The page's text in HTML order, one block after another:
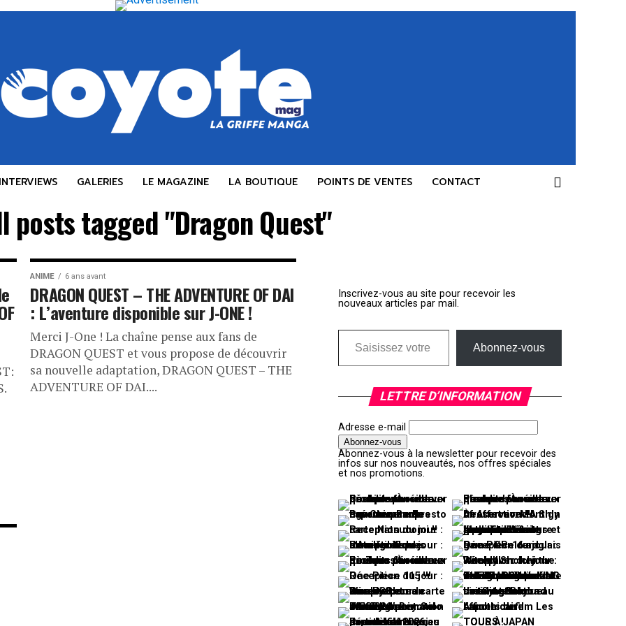
GALERIES LE MAGAZINE LA BOUTIQUE POINTS DE VENTES CONTACT
posts tagged "Dragon Quest"
ANIME 6 ans avant
DRAGON QUEST – THE ADVENTURE OF DAI
: L’aventure disponible sur J-ONE !
Merci J-One ! La chaîne pense aux fans de
DRAGON QUEST et vous propose de découvrir
sa nouvelle adaptation, DRAGON QUEST – THE
ADVENTURE OF DAI....
Inscrivez-vous au site pour recevoir les
nouveaux articles par mail.
Saisissez votre adresse e-mail…
Abonnez-vous
LETTRE D’INFORMATION
Adresse e-mail
Abonnez-vous à la newsletter pour recevoir des
infos sur nos nouveautés, nos offres spéciales
et nos promotions.